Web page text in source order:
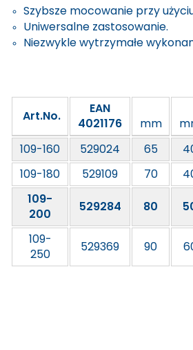
Szybsze mocowanie przy
Uniwersalne zastosowanie.
Niezwykle wytrzymałe
Art.No.
EAN
4021176
mm
109-160
529024 65
109-180
529109 70
109-
200
529284 80
109-
250
529369 90